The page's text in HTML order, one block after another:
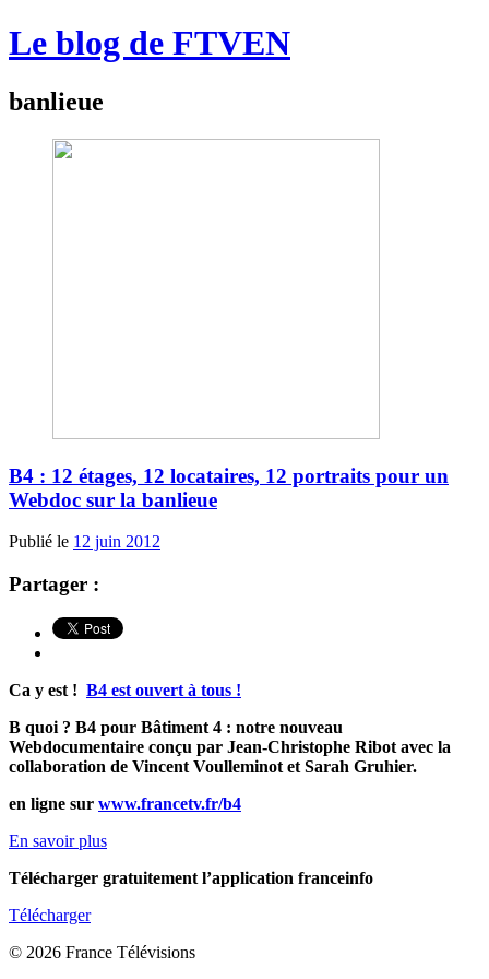
Le blog de FTVEN
banlieue
B4 : 12 étages, 12 locataires, 12 portraits pour un
Webdoc sur la banlieue
Publié le 12 juin 2012
Partager :
Ca y est ! B4 est ouvert à tous !
B quoi ? B4 pour Bâtiment 4 : notre nouveau
Webdocumentaire conçu par Jean-Christophe Ribot avec la
collaboration de Vincent Voulleminot et Sarah Gruhier.
en ligne sur www.francetv.fr/b4
En savoir plus
Télécharger gratuitement l’application franceinfo
Télécharger
© 2026 France Télévisions